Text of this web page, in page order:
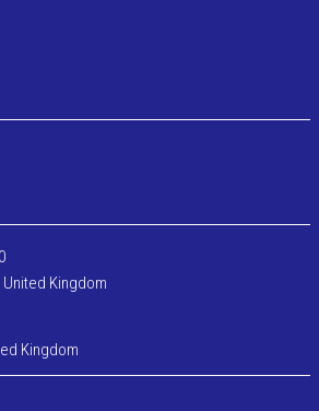
United Kingdom
Kingdom